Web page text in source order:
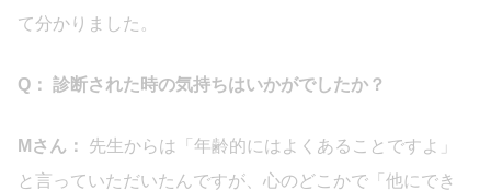
て分かりました。
Q： 診断された時の気持ちはいかがでしたか？
Mさん：
先生からは「年齢的にはよくあることですよ」
と言っていただいたんですが、心のどこかで「他にでき